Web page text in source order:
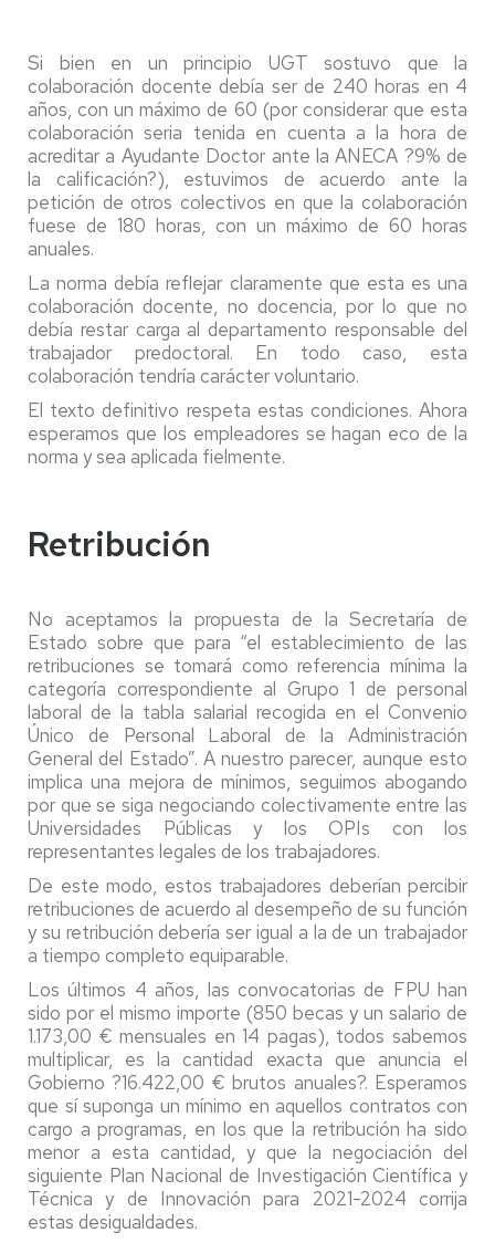
Si bien en un principio UGT sostuvo que la
colaboración docente debía ser de 240 horas en 4
años, con un máximo de 60 (por considerar que esta
colaboración seria tenida en cuenta a la hora de
acreditar a Ayudante Doctor ante la ANECA ?9% de
la calificación?), estuvimos de acuerdo ante la
petición de otros colectivos en que la colaboración
fuese de 180 horas, con un máximo de 60 horas
anuales.
La norma debía reflejar claramente que esta es una
colaboración docente, no docencia, por lo que no
debía restar carga al departamento responsable del
trabajador predoctoral. En todo caso, esta
colaboración tendría carácter voluntario.
El texto definitivo respeta estas condiciones. Ahora
esperamos que los empleadores se hagan eco de la
norma y sea aplicada fielmente.
Retribución
No aceptamos la propuesta de la Secretaría de
Estado sobre que para “el establecimiento de las
retribuciones se tomará como referencia mínima la
categoría correspondiente al Grupo 1 de personal
laboral de la tabla salarial recogida en el Convenio
Único de Personal Laboral de la Administración
General del Estado”. A nuestro parecer, aunque esto
implica una mejora de mínimos, seguimos abogando
por que se siga negociando colectivamente entre las
Universidades Públicas y los OPIs con los
representantes legales de los trabajadores.
De este modo, estos trabajadores deberían percibir
retribuciones de acuerdo al desempeño de su función
y su retribución debería ser igual a la de un trabajador
a tiempo completo equiparable.
Los últimos 4 años, las convocatorias de FPU han
sido por el mismo importe (850 becas y un salario de
1.173,00 € mensuales en 14 pagas), todos sabemos
multiplicar, es la cantidad exacta que anuncia el
Gobierno ?16.422,00 € brutos anuales?. Esperamos
que sí suponga un mínimo en aquellos contratos con
cargo a programas, en los que la retribución ha sido
menor a esta cantidad, y que la negociación del
siguiente Plan Nacional de Investigación Científica y
Técnica y de Innovación para 2021-2024 corrija
estas desigualdades.